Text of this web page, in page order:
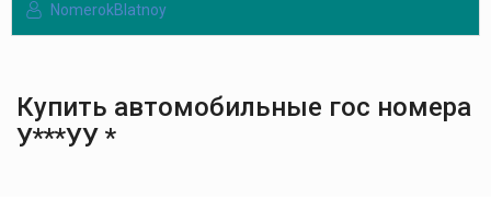
NomerokBlatnoy
Купить автомобильные гос номера
У***УУ *